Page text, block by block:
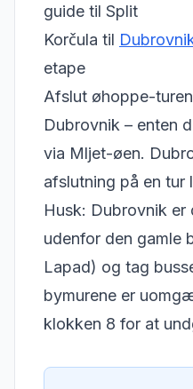
guide til Split
Korčula til
etape
Afslut øhoppe-
Dubrovnik – enten
via Mljet-øen.
afslutning på en tur
Husk: Dubrovnik er
udenfor den gamle
Lapad) og tag
bymurene er
klokken 8 for at